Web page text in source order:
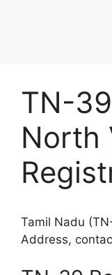
TN-
North
Tamil Nadu
Address,